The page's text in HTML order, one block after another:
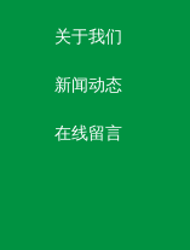
关于我们
新闻动态
在线留言